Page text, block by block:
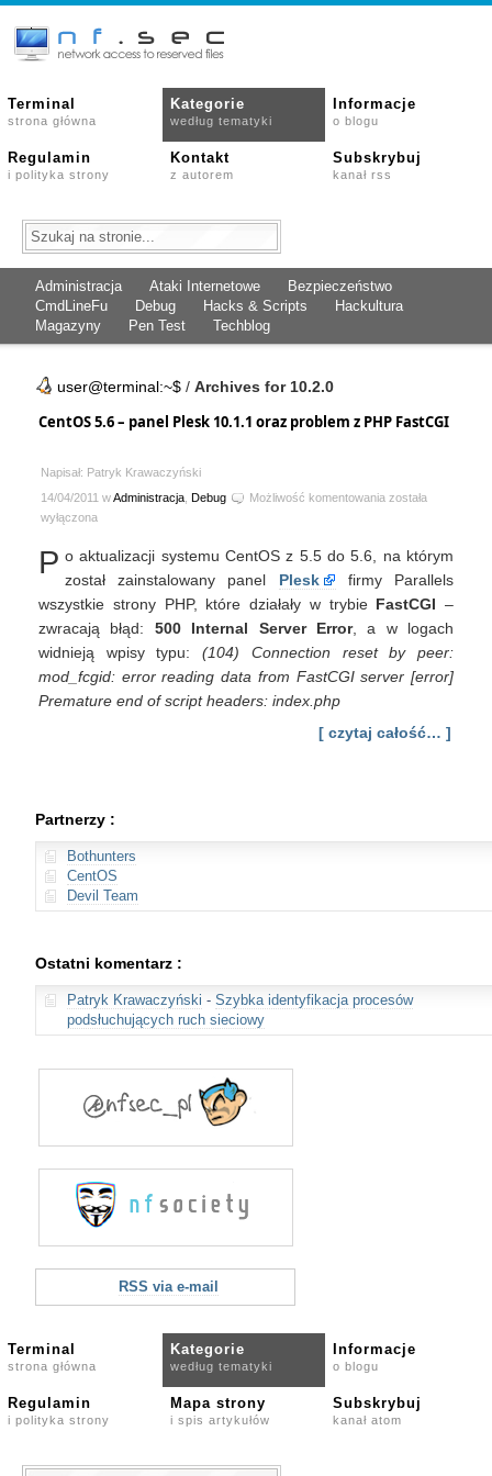
Terminal
strona główna
Kategorie
według tematyki
Informacje
o blogu
Regulamin
i polityka strony
Kontakt
z autorem
Subskrybuj
kanał rss
Administracja Ataki Internetowe
Bezpieczeństwo
CmdLineFu
Debug Hacks & Scripts
Hackultura
Magazyny
Pen Test Techblog
user@terminal:~$ / Archives for 10.2.0
CentOS 5.6 – panel Plesk 10.1.1 oraz problem z PHP FastCGI
Napisał: Patryk Krawaczyński
14/04/2011 wAdministracja Debug Możliwość komentowania CentOS
panel
Plesk
problem
z
PHP
została
wyłączona
P o aktualizacji systemu CentOS z 5.5 do 5.6, na którym
został zainstalowany panel Plesk
firmy Parallels
wszystkie strony PHP, które działały w trybie FastCGI –
zwracają błąd: 500 Internal Server Error, a w logach
widnieją wpisy typu:(104) Connection reset by peer:
mod_fcgid: error reading data from FastCGI server [error]
Premature end of script headers: index.php
[ czytaj całość… ]
Partnerzy :
Bothunters
CentOS
Devil Team
Ostatni komentarz :
Patryk Krawaczyński - Szybka identyfikacja procesów
podsłuchujących ruch sieciowy
RSS via e-mail
Terminal
strona główna
Kategorie
według tematyki
Informacje
o blogu
Regulamin
i polityka strony
Mapa strony
i spis artykułów
Subskrybuj
kanał atom